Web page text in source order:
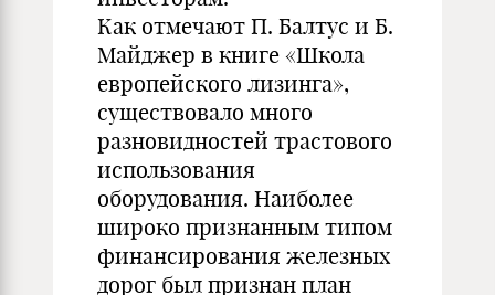
Как отмечают П. Балтус и Б.
Майджер в книге «Школа
европейского лизинга»,
существовало много
разновидностей трастового
использования
оборудования. Наиболее
широко признанным типом
финансирования железных
дорог был признан план